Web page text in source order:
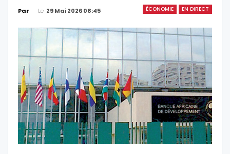
ÉCONOMIE EN DIRECT
Par Le 29 Mai 2026 08:45